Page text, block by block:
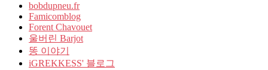
bobdupneu.fr
Famicomblog
Forent Chavouet
울버린 Barjot
똥 이야기
iGREKKESS' 블로그